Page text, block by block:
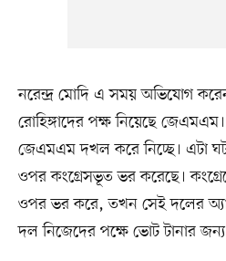
নরেন্দ্র মোদি এ সময় অভিযোগ
রোহিঙ্গাদের পক্ষ নিয়েছে
জেএমএম দখল করে নিচ্ছে। এটা
ওপর কংগ্রেসভূত ভর করেছে।
ওপর ভর করে, তখন সেই দলের
দল নিজেদের পক্ষে ভোট টানার জন্য